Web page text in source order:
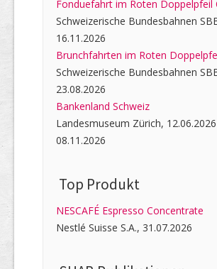
Fonduefahrt im Roten Doppelpfeil
Schweizerische Bundesbahnen
16.11.2026
Brunchfahrten im Roten
Schweizerische Bundesbahnen
23.08.2026
Bankenland Schweiz
Landesmuseum Zürich,
08.11.2026
Top Produkt
NESCAFÉ Espresso Concentrate
Nestlé Suisse S.A., 31.07.2026